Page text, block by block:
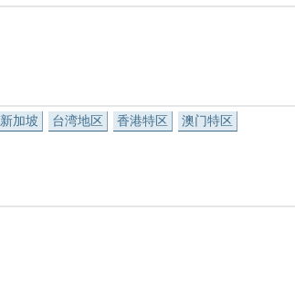
新加坡 台湾地区 香港特区 澳门特区